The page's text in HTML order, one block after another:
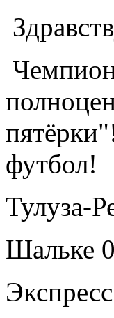
футбол!
Тулуза-
Шальке